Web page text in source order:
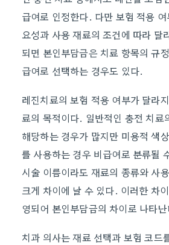
급여로 인정한다. 다만 보험 적용
요성과 사용 재료의 조건에 따라 달
되면 본인부담금은 치료 항목의 규
급여로 선택하는 경우도 있다.
레진치료의 보험 적용 여부가 달라
료의 목적이다. 일반적인 충전 치료
해당하는 경우가 많지만 미용적 색
를 사용하는 경우 비급여로 분류될
시술 이름이라도 재료의 종류와 사
크게 차이에 날 수 있다. 이러한 차
영되어 본인부담금의 차이로 나타
치과 의사는 재료 선택과 보험 코드